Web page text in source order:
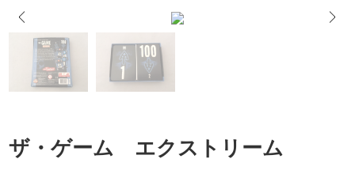
ザ・ゲーム エクストリーム